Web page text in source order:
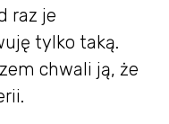
raz je
tylko taką.
chwali ją, że